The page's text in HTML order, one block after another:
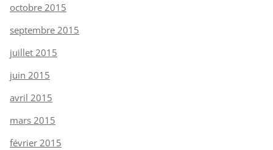
octobre 2015
septembre 2015
juillet 2015
juin 2015
avril 2015
mars 2015
février 2015